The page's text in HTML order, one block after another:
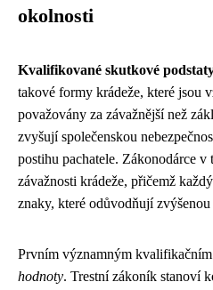
okolnosti
Kvalifikované skutkové
takové formy krádeže, které jsou
považovány za závažnější než
zvyšují společenskou
postihu pachatele. Zákonodárce
závažnosti krádeže, přičemž
znaky, které odůvodňují zvýšenou
Prvním významným
hodnoty. Trestní zákoník stanoví